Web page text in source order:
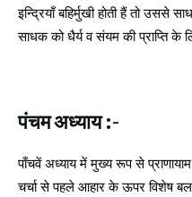
इन्द्रियाँ बहिर्मुखी होती हैं तो उससे
साधक को धैर्य व संयम की प्राप्ति के
पंचम अध्याय :-
पाँचवें अध्याय में मुख्य रूप से
चर्चा से पहले आहार के ऊपर विशेष